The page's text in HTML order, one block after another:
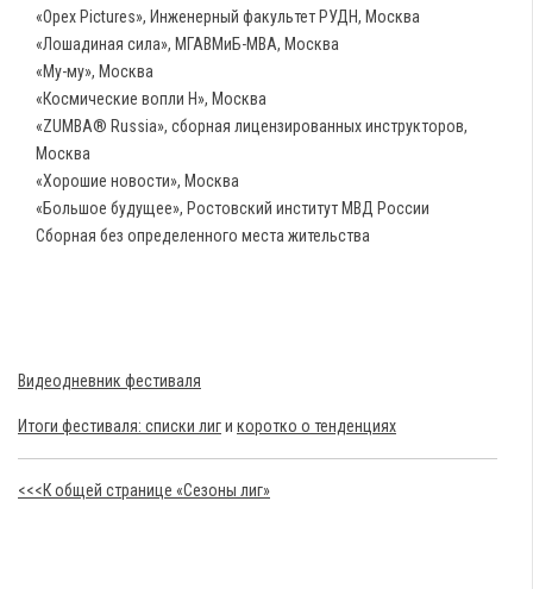
«Орех Pictures», Инженерный факультет РУДН, Москва
«Лошадиная сила», МГАВМиБ-МВА, Москва
«Му-му», Москва
«Космические вопли Н», Москва
«ZUMBA® Russia», сборная лицензированных инструкторов,
Москва
«Хорошие новости», Москва
«Большое будущее», Ростовский институт МВД России
Сборная без определенного места жительства
Видеодневник фестиваля
Итоги фестиваля: списки лиги коротко о тенденциях
<<<К общей странице «Сезоны лиг»